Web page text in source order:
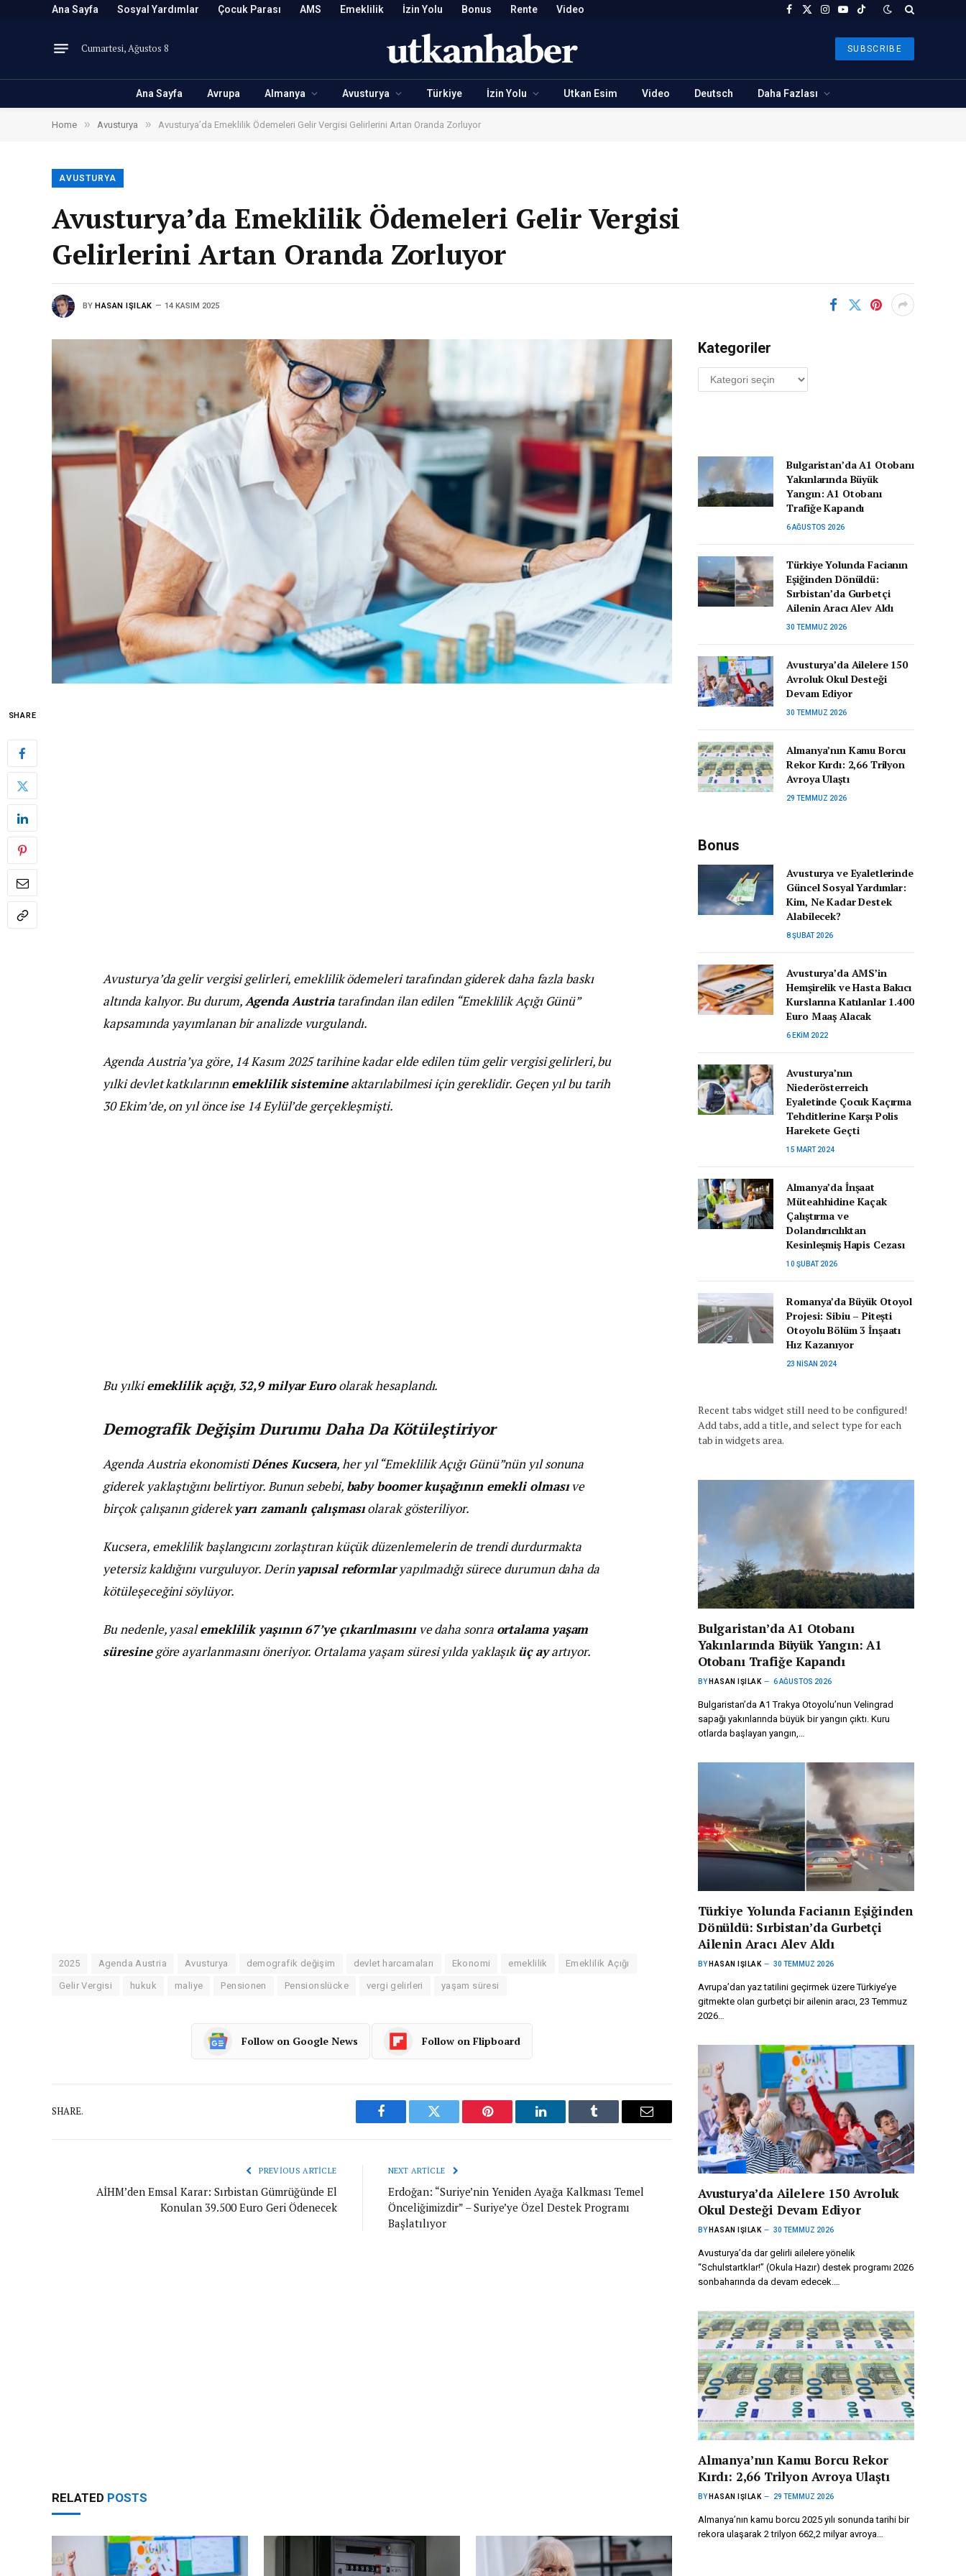
Ana Sayfa Sosyal Yardımlar Çocuk Parası AMS Emeklilik İzin Yolu Bonus Rente Video Facebook
X
Instagram
YouTubeTikTok
Cumartesi, Ağustos 8 SUBSCRIBE
Ana Sayfa Avrupa Almanya Avusturya Türkiye İzin Yolu Utkan Esim Video Deutsch Daha Fazlası
Home » Avusturya » Avusturya’da Emeklilik Ödemeleri Gelir Vergisi Gelirlerini Artan Oranda Zorluyor
AVUSTURYA
Avusturya’da Emeklilik Ödemeleri Gelir Vergisi
Gelirlerini Artan Oranda Zorluyor
BY HASAN IŞILAK 14 KASIM 2025
SHARE
Avusturya’da gelir vergisi gelirleri, emeklilik ödemeleri tarafından giderek daha fazla baskı
altında kalıyor. Bu durum, Agenda Austriatarafından ilan edilen “Emeklilik Açığı Günü”
kapsamında yayımlanan bir analizde vurgulandı.
Agenda Austria’ya göre, 14 Kasım 2025 tarihine kadar elde edilen tüm gelir vergisi gelirleri, bu
yılki devlet katkılarınınemeklilik sistemineaktarılabilmesi için gereklidir. Geçen yıl bu tarih
30 Ekim’de, on yıl önce ise 14 Eylül’de gerçekleşmişti.
Bu yılkiemeklilik açığı, 32,9 milyar Euroolarak hesaplandı.
Demografik Değişim Durumu Daha Da Kötüleştiriyor
Agenda Austria ekonomistiDénes Kucsera, her yıl “Emeklilik Açığı Günü”nün yıl sonuna
giderek yaklaştığını belirtiyor. Bunun sebebi, baby boomer kuşağının emekli olmasıve
birçok çalışanın giderekyarı zamanlı çalışmasıolarak gösteriliyor.
Kucsera, emeklilik başlangıcını zorlaştıran küçük düzenlemelerin de trendi durdurmakta
yetersiz kaldığını vurguluyor. Derinyapısal reformlaryapılmadığı sürece durumun daha da
kötüleşeceğini söylüyor.
Bu nedenle, yasalemeklilik yaşının 67’ye çıkarılmasınıve daha sonra ortalama yaşam
süresinegöre ayarlanmasını öneriyor. Ortalama yaşam süresi yılda yaklaşıküç ayartıyor.
2025 Agenda Austria Avusturya demografik değişim devlet harcamaları Ekonomi emeklilik Emeklilik Açığı
Gelir Vergisi hukuk maliye Pensionen Pensionslücke vergi gelirleri yaşam süresi
Follow on Google News Follow on Flipboard
SHARE.
Facebook Twitter Pinterest LinkedIn Tumblr Email
PREVIOUS ARTICLE
AİHM’den Emsal Karar: Sırbistan Gümrüğünde El
Konulan 39.500 Euro Geri Ödenecek
NEXT ARTICLE
Erdoğan: “Suriye’nin Yeniden Ayağa Kalkması Temel
Önceliğimizdir” – Suriye’ye Özel Destek Programı
Başlatılıyor
RELATED POSTS
Kategoriler
Kategoriler
Bulgaristan’da A1 Otobanı
Yakınlarında Büyük
Yangın: A1 Otobanı
Trafiğe Kapandı
6 AĞUSTOS 2026
Türkiye Yolunda Facianın
Eşiğinden Dönüldü:
Sırbistan’da Gurbetçi
Ailenin Aracı Alev Aldı
30 TEMMUZ 2026
Avusturya’da Ailelere 150
Avroluk Okul Desteği
Devam Ediyor
30 TEMMUZ 2026
Almanya’nın Kamu Borcu
Rekor Kırdı: 2,66 Trilyon
Avroya Ulaştı
29 TEMMUZ 2026
Bonus
Avusturya ve Eyaletlerinde
Güncel Sosyal Yardımlar:
Kim, Ne Kadar Destek
Alabilecek?
8 ŞUBAT 2026
Avusturya’da AMS’in
Hemşirelik ve Hasta Bakıcı
Kurslarına Katılanlar 1.400
Euro Maaş Alacak
6 EKIM 2022
Avusturya’nın
Niederösterreich
Eyaletinde Çocuk Kaçırma
Tehditlerine Karşı Polis
Harekete Geçti
15 MART 2024
Almanya’da İnşaat
Müteahhidine Kaçak
Çalıştırma ve
Dolandırıcılıktan
Kesinleşmiş Hapis Cezası
10 ŞUBAT 2026
Romanya’da Büyük Otoyol
Projesi: Sibiu – Pitești
Otoyolu Bölüm 3 İnşaatı
Hız Kazanıyor
23 NISAN 2024
Recent tabs widget still need to be configured!
Add tabs, add a title, and select type for each
tab in widgets area.
Bulgaristan’da A1 Otobanı
Yakınlarında Büyük Yangın: A1
Otobanı Trafiğe Kapandı
BY HASAN IŞILAK 6 AĞUSTOS 2026
Bulgaristan’da A1 Trakya Otoyolu’nun Velingrad
sapağı yakınlarında büyük bir yangın çıktı. Kuru
otlarda başlayan yangın,…
Türkiye Yolunda Facianın Eşiğinden
Dönüldü: Sırbistan’da Gurbetçi
Ailenin Aracı Alev Aldı
BY HASAN IŞILAK 30 TEMMUZ 2026
Avrupa’dan yaz tatilini geçirmek üzere Türkiye’ye
gitmekte olan gurbetçi bir ailenin aracı, 23 Temmuz
2026…
Avusturya’da Ailelere 150 Avroluk
Okul Desteği Devam Ediyor
BY HASAN IŞILAK 30 TEMMUZ 2026
Avusturya’da dar gelirli ailelere yönelik
“Schulstartklar!” (Okula Hazır) destek programı 2026
sonbaharında da devam edecek.…
Almanya’nın Kamu Borcu Rekor
Kırdı: 2,66 Trilyon Avroya Ulaştı
BY HASAN IŞILAK 29 TEMMUZ 2026
Almanya’nın kamu borcu 2025 yılı sonunda tarihi bir
rekora ulaşarak 2 trilyon 662,2 milyar avroya…